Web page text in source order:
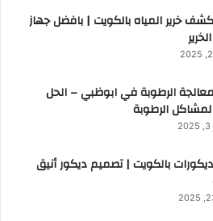
خرير المياه بالكويت | بافضل جهاز
الرطوبة في ابوظبي – الحل
لمشاكل الرطوبة
بالكويت | تصميم ديكور أنيق